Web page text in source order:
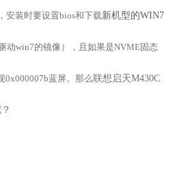
安装时要设置bios和下载新机型的WIN7
动win7的镜像），且如果是NVME固态
0x000007b蓝屏。那么联想启天M430C